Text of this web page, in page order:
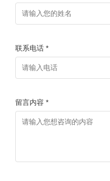
联系电话 *
留言内容 *